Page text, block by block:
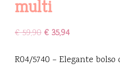
multi
€59,90€ 35,94
R04/5740 – Elegante